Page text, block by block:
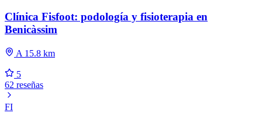
Clínica Fisfoot: podología y fisioterapia en
Benicàssim
A 15.8 km
5
62 reseñas
FI